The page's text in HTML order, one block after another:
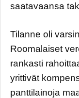
saatavaansa
Tilanne oli
Roomalaiset
rankasti
yrittivät
panttilainoja